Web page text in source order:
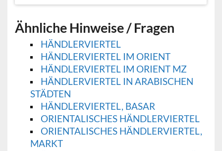
Ähnliche Hinweise / Fragen
HÄNDLERVIERTEL
HÄNDLERVIERTEL IM ORIENT
HÄNDLERVIERTEL IM ORIENT MZ
HÄNDLERVIERTEL IN ARABISCHEN
STÄDTEN
HÄNDLERVIERTEL, BASAR
ORIENTALISCHES HÄNDLERVIERTEL
ORIENTALISCHES HÄNDLERVIERTEL,
MARKT